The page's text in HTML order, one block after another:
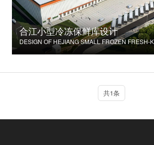
合江小型冷冻保鲜库设计
共1条